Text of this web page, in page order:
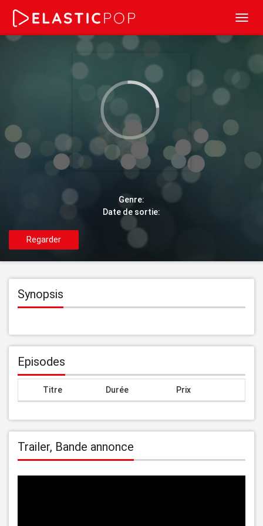
Genre:
Date de sortie:
Regarder
Synopsis
Episodes
Titre Durée Prix
Trailer, Bande annonce